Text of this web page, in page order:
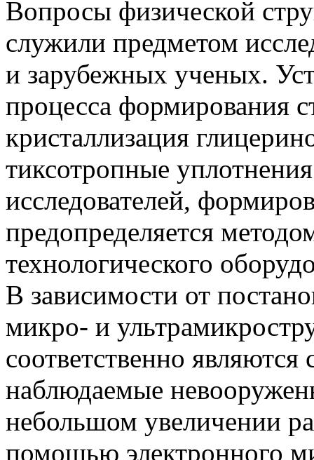
Вопросы физической
служили предметом
и зарубежных ученых.
процесса формирования
кристаллизация
тиксотропные
исследователей,
предопределяется
технологического
В зависимости от
микро- и
соответственно
наблюдаемые
небольшом увеличении
помощью электронного